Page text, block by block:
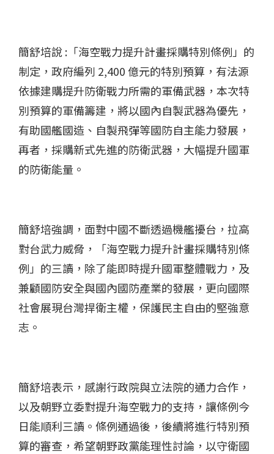
簡舒培說 :「海空戰力提升計畫採購特別條例」的
制定，政府編列 2,400 億元的特別預算，有法源
依據建購提升防衛戰力所需的軍備武器，本次特
別預算的軍備籌建，將以國內自製武器為優先，
有助國艦國造、自製飛彈等國防自主能力發展，
再者，採購新式先進的防衛武器，大幅提升國軍
的防衛能量。
簡舒培強調，面對中國不斷透過機艦擾台，拉高
對台武力威脅，「海空戰力提升計畫採購特別條
例」的三讀，除了能即時提升國軍整體戰力，及
兼顧國防安全與國內國防產業的發展，更向國際
社會展現台灣捍衛主權，保護民主自由的堅強意
志。
簡舒培表示，感謝行政院與立法院的通力合作，
以及朝野立委對提升海空戰力的支持，讓條例今
日能順利三讀。條例通過後，後續將進行特別預
算的審查，希望朝野政黨能理性討論，以守衛國